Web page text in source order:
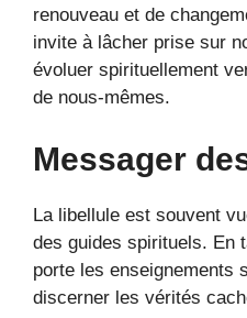
renouveau et de
invite à lâcher prise sur
évoluer spirituellement
de nous-mêmes.
Messager
La libellule est souvent
des guides spirituels. En
porte les enseignements
discerner les vérités